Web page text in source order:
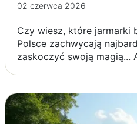
02 czerwca 2026
Czy wiesz, które jarmarki
Polsce zachwycają
zaskoczyć swoją magią...